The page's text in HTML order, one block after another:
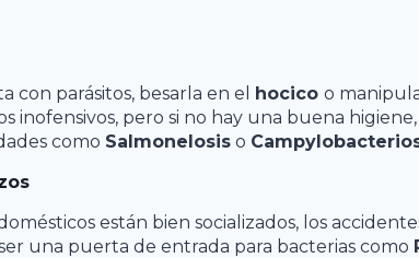
con parásitos, besarla en el hocico o
inofensivos, pero si no hay una buena
como Salmonelosiso
están bien socializados, los
una puerta de entrada para bacterias como